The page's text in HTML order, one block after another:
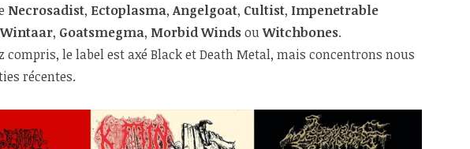
Necrosadist, Ectoplasma,Angelgoat, Cultist, Impenetrable
Wintaar, Goatsmegma, Morbid WindsouWitchbones.
compris, le label est axé Black et Death Metal, mais concentrons nous
récentes.